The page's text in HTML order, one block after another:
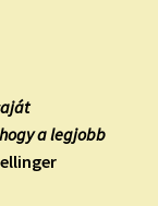
a legjobb